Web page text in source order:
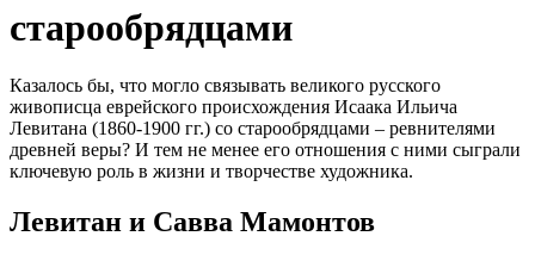
старообрядцами
Казалось бы, что могло связывать великого русского
живописца еврейского происхождения Исаака Ильича
Левитана (1860-1900 гг.) со старообрядцами – ревнителями
древней веры? И тем не менее его отношения с ними сыграли
ключевую роль в жизни и творчестве художника.
Левитан и Савва Мамонтов